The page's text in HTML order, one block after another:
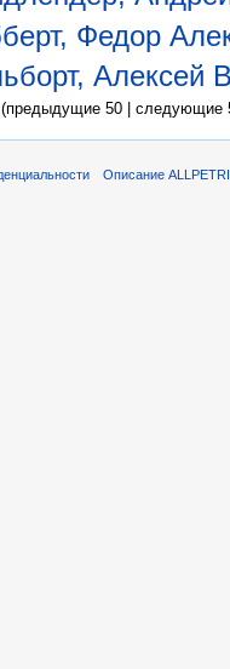
Федор
Алексей
(предыдущие 50 | следующие
Описание